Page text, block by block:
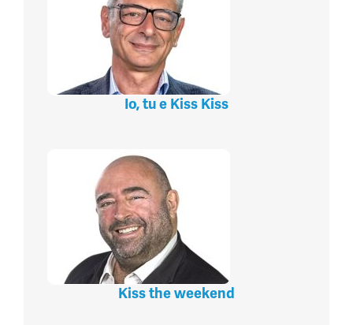
Io, tu e Kiss Kiss
Kiss the weekend